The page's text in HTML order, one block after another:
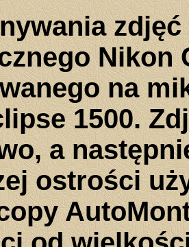
Nikon
na
1500.
a
ostrości